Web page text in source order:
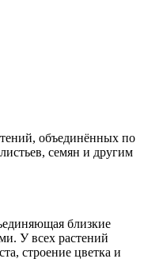
объединённых по
семян и другим
близкие
У всех растений
строение цветка и